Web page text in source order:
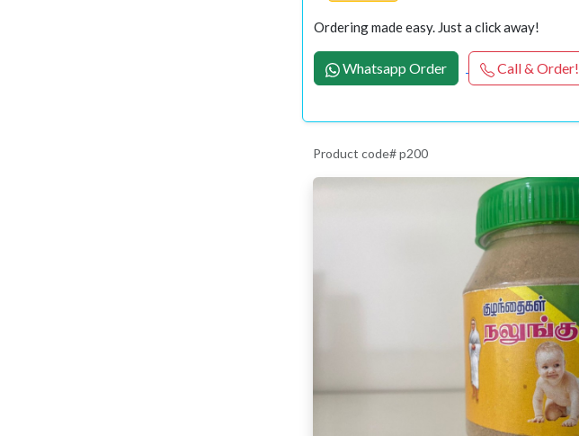
Ordering made easy. Just a click away!
Whatsapp Order Call & Order!
Product code# p200